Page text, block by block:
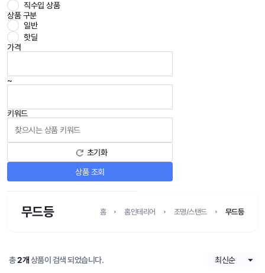
직수입 상품
상품 구분
일반
핫딜
가격
~
키워드
초기화
상품 조회
무드등 홈 홈인테리어 조명/스탠드 무드등
총2개 상품이 검색 되었습니다.